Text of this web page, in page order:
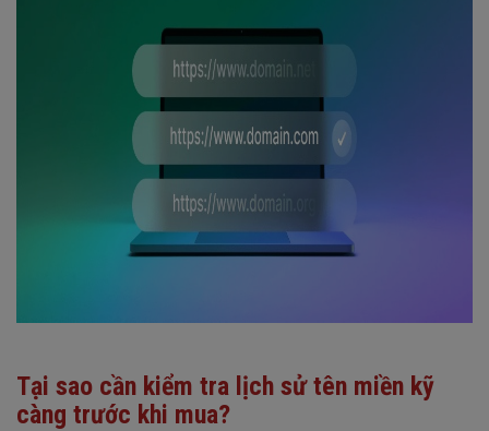
Tại sao cần kiểm tra lịch sử tên miền kỹ
càng trước khi mua?